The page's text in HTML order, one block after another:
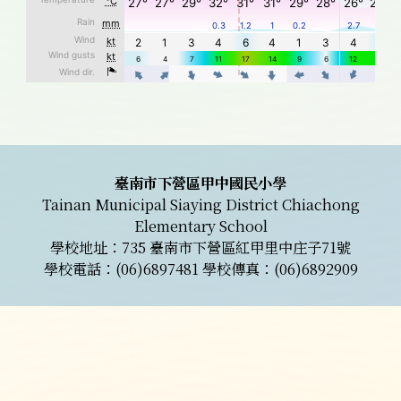
頁尾區域內容臺南市下營區甲中國民小學
Tainan Municipal Siaying District Chiachong
Elementary School
學校地址：735 臺南市下營區紅甲里中庄子71號
學校電話：(06)6897481 學校傳真：(06)6892909